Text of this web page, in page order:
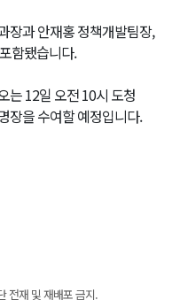
장과 안재홍 정책개발팀장,
함됐습니다.
는 12일 오전 10시 도청
장을 수여할 예정입니다.
전재 및 재배포 금지.